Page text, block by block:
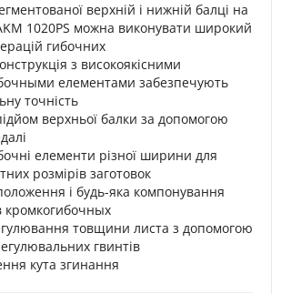
верхній і нижній балці на
1020PS можна виконувати широкий
гибочних
з високоякісними
елементами забезпечують
точність
верхньої балки за допомогою
елементи різної ширини для
розмірів заготовок
і будь-яка компонування
кромкогибочных
товщини листа з допомогою
гвинтів
кута згинання